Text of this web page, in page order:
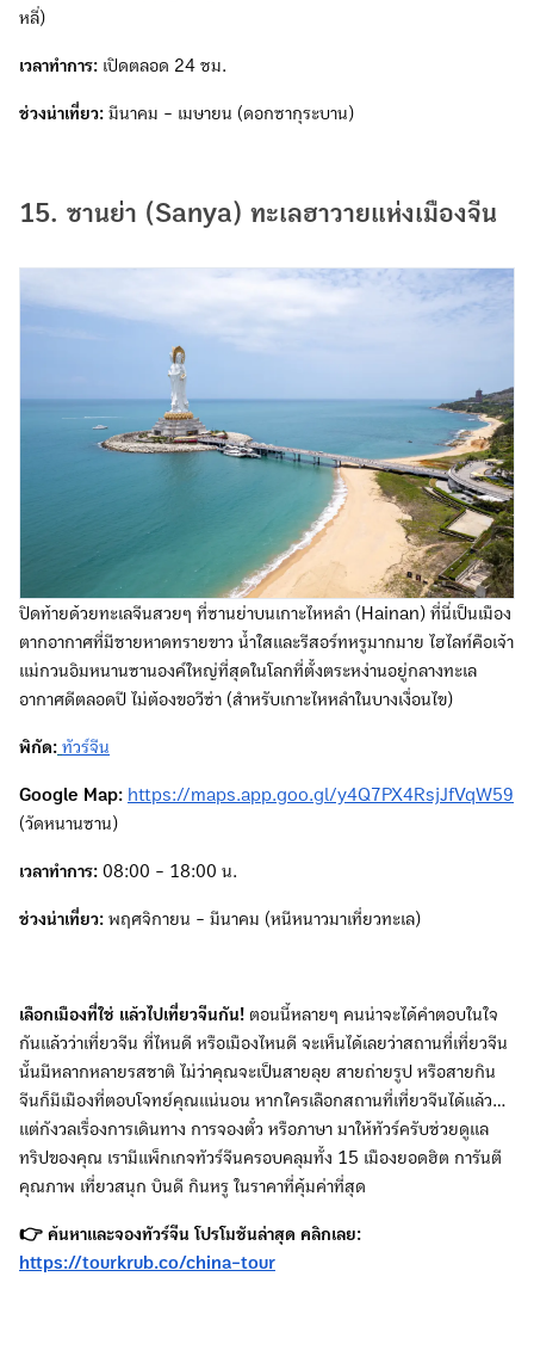
หลี่)
เวลาทำการ: เปิดตลอด 24 ชม.
ช่วงน่าเที่ยว: มีนาคม - เมษายน (ดอกซากุระบาน)
15. ซานย่า (Sanya) ทะเลฮาวายแห่งเมืองจีน
ปิดท้ายด้วยทะเลจีนสวยๆ ที่ซานย่าบนเกาะไหหลำ (Hainan) ที่นี่เป็นเมือง
ตากอากาศที่มีชายหาดทรายขาว น้ำใสและรีสอร์ทหรูมากมาย ไฮไลท์คือเจ้า
แม่กวนอิมหนานซานองค์ใหญ่ที่สุดในโลกที่ตั้งตระหง่านอยู่กลางทะเล
อากาศดีตลอดปี ไม่ต้องขอวีซ่า (สำหรับเกาะไหหลำในบางเงื่อนไข)
พิกัด: ทัวร์จีน
Google Map: https://maps.app.goo.gl/y4Q7PX4RsjJfVqW59
(วัดหนานซาน)
เวลาทำการ: 08:00 - 18:00 น.
ช่วงน่าเที่ยว: พฤศจิกายน - มีนาคม (หนีหนาวมาเที่ยวทะเล)
เลือกเมืองที่ใช่ แล้วไปเที่ยวจีนกัน! ตอนนี้หลายๆ คนน่าจะได้คำตอบในใจ
กันแล้วว่าเที่ยวจีน ที่ไหนดี หรือเมืองไหนดี จะเห็นได้เลยว่าสถานที่เที่ยวจีน
นั้นมีหลากหลายรสชาติ ไม่ว่าคุณจะเป็นสายลุย สายถ่ายรูป หรือสายกิน
จีนก็มีเมืองที่ตอบโจทย์คุณแน่นอน หากใครเลือกสถานที่เที่ยวจีนได้แล้ว…
แต่กังวลเรื่องการเดินทาง การจองตั๋ว หรือภาษา มาให้ทัวร์ครับช่วยดูแล
ทริปของคุณ เรามีแพ็กเกจทัวร์จีนครอบคลุมทั้ง 15 เมืองยอดฮิต การันตี
คุณภาพ เที่ยวสนุก บินดี กินหรู ในราคาที่คุ้มค่าที่สุด
👉 ค้นหาและจองทัวร์จีน โปรโมชันล่าสุด คลิกเลย:
https://tourkrub.co/china-tour